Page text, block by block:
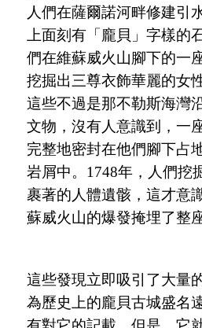
人們在薩爾諾河畔修建引
上面刻有 「 龐貝 」字樣的
們在維蘇威火山腳下的一
挖掘出三尊衣飾華麗的女
這些不過是那不勒斯海灣
文物，沒有人意識到，一
完整地密封在他們腳下占
岩屑中。1748年，人們挖
裹著的人體遺骸，這才意
蘇威火山的爆發掩埋了整
這些發現立即吸引了大量
為歷史上的龐貝古城盛名